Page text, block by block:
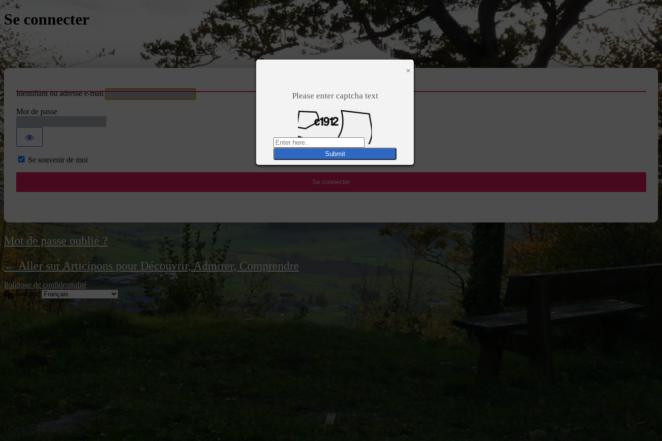
×
Please enter captcha text
Se connecter
Identifiant ou adresse e-mail
Mot de passe
Se souvenir de moi
Mot de passe oublié ?
← Aller sur Articipons pour Découvrir, Admirer, Comprendre
Politique de confidentialité
Langue